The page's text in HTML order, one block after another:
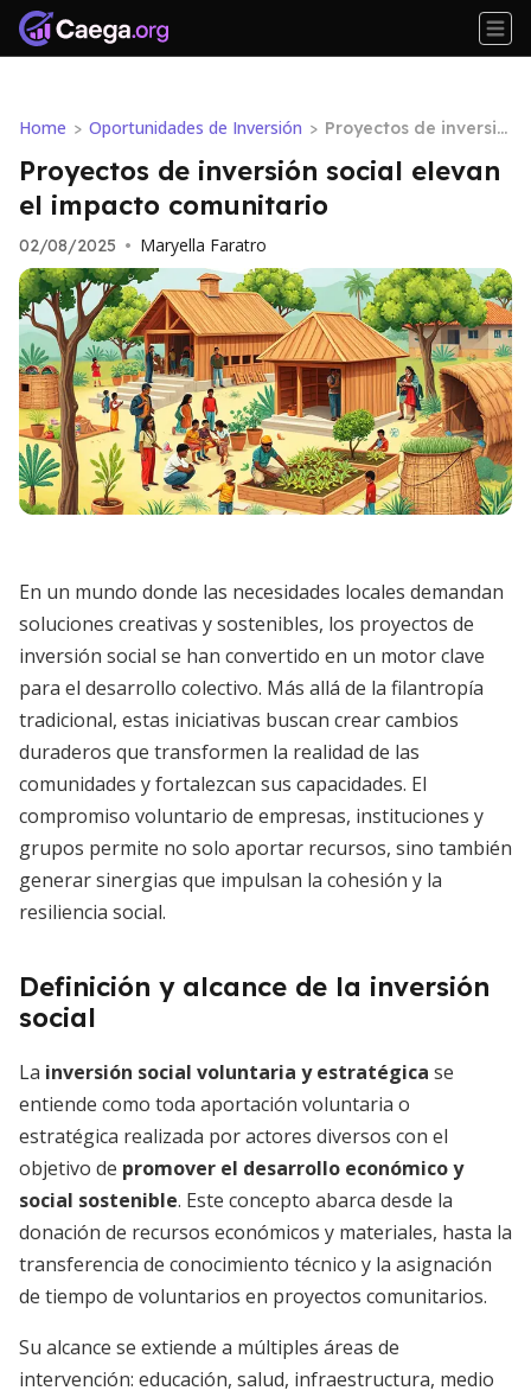
Home > Oportunidades de Inversión > Proyectos de inversió
n social elevan el imp
acto comunitario
Proyectos de inversión social elevan
el impacto comunitario
02/08/2025 • Maryella Faratro
En un mundo donde las necesidades locales demandan
soluciones creativas y sostenibles, los proyectos de
inversión social se han convertido en un motor clave
para el desarrollo colectivo. Más allá de la filantropía
tradicional, estas iniciativas buscan crear cambios
duraderos que transformen la realidad de las
comunidades y fortalezcan sus capacidades. El
compromiso voluntario de empresas, instituciones y
grupos permite no solo aportar recursos, sino también
generar sinergias que impulsan la cohesión y la
resiliencia social.
Definición y alcance de la inversión
social
La inversión social voluntaria y estratégica se
entiende como toda aportación voluntaria o
estratégica realizada por actores diversos con el
objetivo de promover el desarrollo económico y
social sostenible. Este concepto abarca desde la
donación de recursos económicos y materiales, hasta la
transferencia de conocimiento técnico y la asignación
de tiempo de voluntarios en proyectos comunitarios.
Su alcance se extiende a múltiples áreas de
intervención: educación, salud, infraestructura, medio